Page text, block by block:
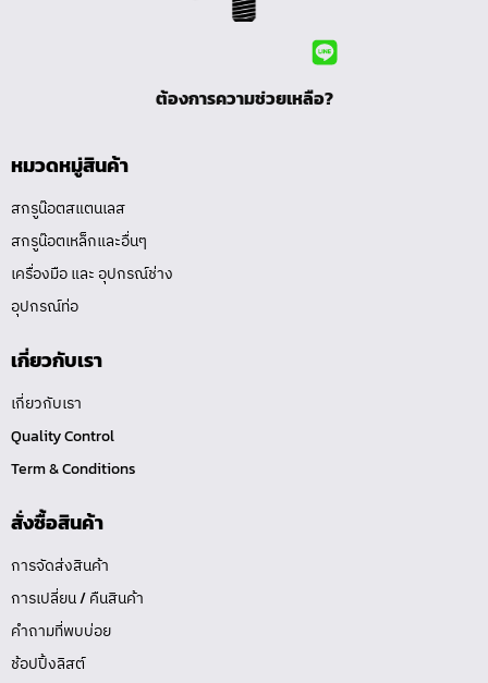
ต้องการความช่วยเหลือ?
หมวดหมู่สินค้า
สกรูน๊อตสแตนเลส
สกรูน๊อตเหล็กและอื่นๆ
เครื่องมือ และ อุปกรณ์ช่าง
อุปกรณ์ท่อ
เกี่ยวกับเรา
เกี่ยวกับเรา
Quality Control
Term & Conditions
สั่งซื้อสินค้า
การจัดส่งสินค้า
การเปลี่ยน / คืนสินค้า
คำถามที่พบบ่อย
ช้อปปิ้งลิสต์